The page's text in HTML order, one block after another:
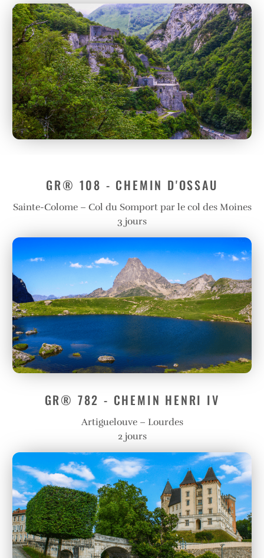
GR® 108 - CHEMIN D'OSSAU
Sainte-Colome – Col du Somport par le col des Moines
3 jours
GR® 782 - CHEMIN HENRI IV
Artiguelouve – Lourdes
2 jours